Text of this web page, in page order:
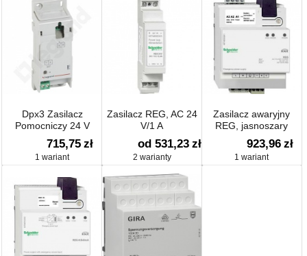
Dpx3 Zasilacz
Pomocniczy 24 V
Ac/dc
715,75 zł
1 wariant
Zasilacz REG, AC 24
V/1 A
od 531,23 zł
2 warianty
Zasilacz awaryjny
REG, jasnoszary
923,96 zł
1 wariant